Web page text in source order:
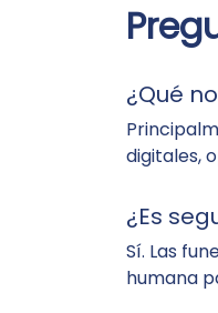
¿Qué
digitales,
¿Es
Sí. Las
humana